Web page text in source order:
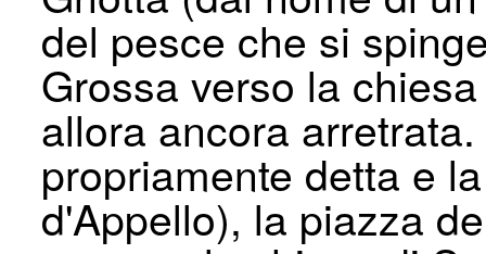
del pesce che si
Grossa verso la
allora ancora
propriamente detta e
d'Appello), la piazza